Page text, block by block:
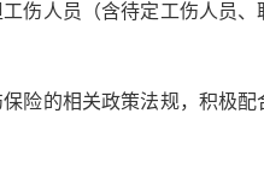
伤人员（含待定工伤人员
险的相关政策法规，积极